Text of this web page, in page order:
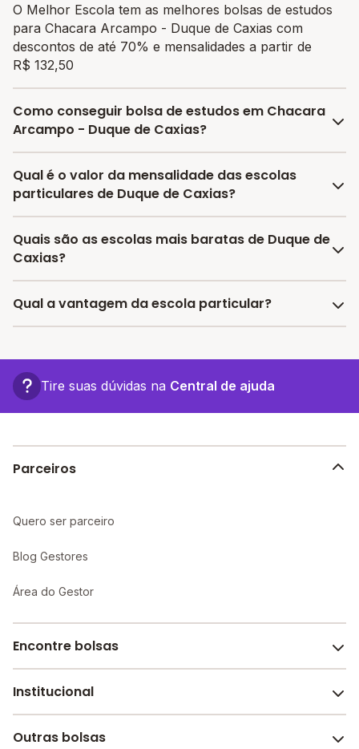
O Melhor Escola tem as melhores bolsas de estudos
para Chacara Arcampo - Duque de Caxias com
descontos de até 70% e mensalidades a partir de
R$ 132,50
Como conseguir bolsa de estudos em Chacara
Arcampo - Duque de Caxias?
O programa de bolsa do Melhor Escola disponibiliza
vagas com até 80% de desconto nas mensalidades.
pré-matrícula no site.
Qual é o valor da mensalidade das escolas
particulares de Duque de Caxias?
A média da mensalidade em Duque de Caxias é de
R$ 522,32 reais, sendo a mensalidade mais barata
Quais são as escolas mais baratas de Duque de
Caxias?
As escolas com mensalidades mais baratas de Duque
Qual a vantagem da escola particular?
completa e recursos educacionais mais avançados,
proporcionando um ambiente propício ao
Tire suas dúvidas na Central de ajuda
Parceiros
Quero ser parceiro
Blog Gestores
Área do Gestor
Encontre bolsas
Melhores escolas de São Paulo
Escolas por cidade e bairro
Institucional
Sobre o Melhor Escola
Outras bolsas